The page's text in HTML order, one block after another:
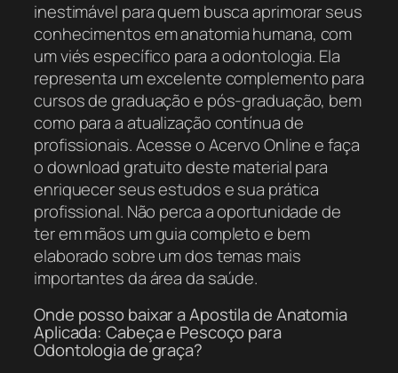
inestimável para quem busca aprimorar seus
conhecimentos em anatomia humana, com
um viés específico para a odontologia. Ela
representa um excelente complemento para
cursos de graduação e pós-graduação, bem
como para a atualização contínua de
profissionais. Acesse o Acervo Online e faça
o download gratuito deste material para
enriquecer seus estudos e sua prática
profissional. Não perca a oportunidade de
ter em mãos um guia completo e bem
elaborado sobre um dos temas mais
importantes da área da saúde.
Onde posso baixar a Apostila de Anatomia
Aplicada: Cabeça e Pescoço para
Odontologia de graça?